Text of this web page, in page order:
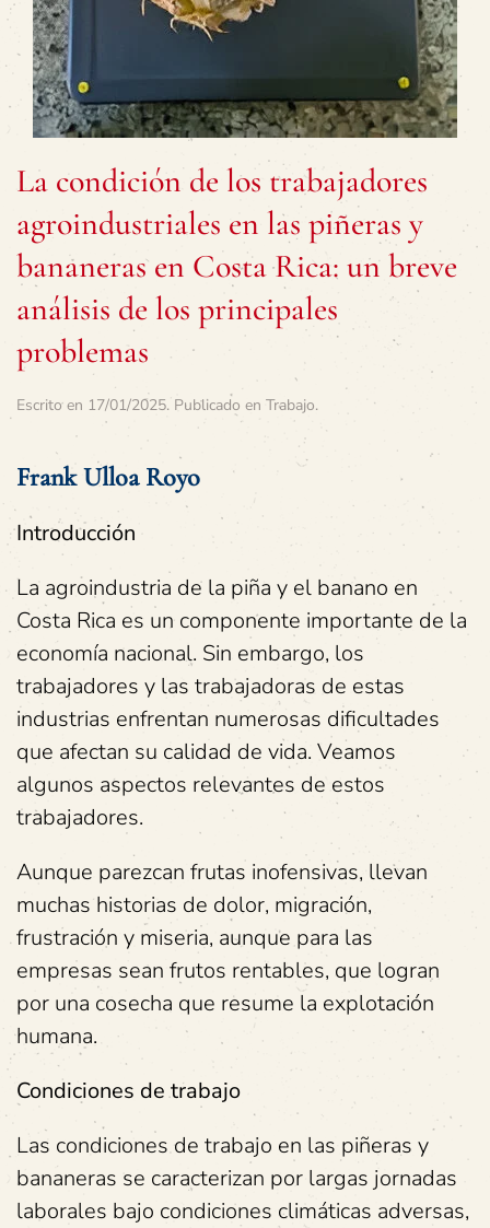
La condición de los trabajadores
agroindustriales en las piñeras y
bananeras en Costa Rica: un breve
análisis de los principales
problemas
Escrito en 17/01/2025. Publicado en Trabajo.
Frank Ulloa Royo
Introducción
La agroindustria de la piña y el banano en
Costa Rica es un componente importante de la
economía nacional. Sin embargo, los
trabajadores y las trabajadoras de estas
industrias enfrentan numerosas dificultades
que afectan su calidad de vida. Veamos
algunos aspectos relevantes de estos
trabajadores.
Aunque parezcan frutas inofensivas, llevan
muchas historias de dolor, migración,
frustración y miseria, aunque para las
empresas sean frutos rentables, que logran
por una cosecha que resume la explotación
humana.
Condiciones de trabajo
Las condiciones de trabajo en las piñeras y
bananeras se caracterizan por largas jornadas
laborales bajo condiciones climáticas adversas,